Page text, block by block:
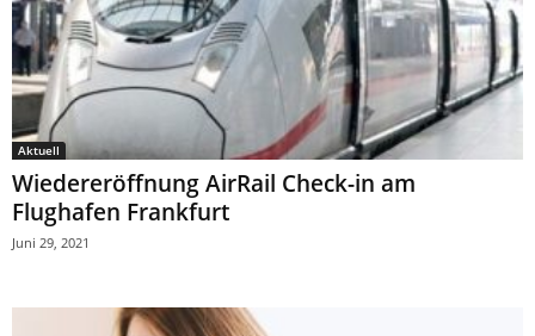
Aktuell
Wiedereröffnung AirRail Check-in am
Flughafen Frankfurt
Juni 29, 2021